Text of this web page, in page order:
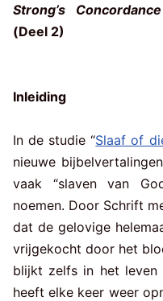
Strong’s Concordance
(Deel 2)
Inleiding
In de studie “Slaaf of
nieuwe
vaak “slaven van
noemen. Door Schrift
dat de gelovige
vrijgekocht door het
blijkt zelfs in het leven
heeft elke keer weer